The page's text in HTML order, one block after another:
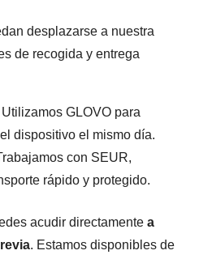
desplazarse a nuestra
de recogida y entrega
Utilizamos GLOVO para
dispositivo el mismo día.
con SEUR,
rápido y protegido.
acudir directamentea
. Estamos disponibles de